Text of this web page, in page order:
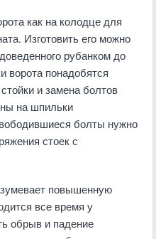
как на колодце для
Изготовить его можно
рубанком до
ворота понадобятся
и замена болтов
на шпильки
болты нужно
стоек с
повышенную
все время у
обрыв и падение